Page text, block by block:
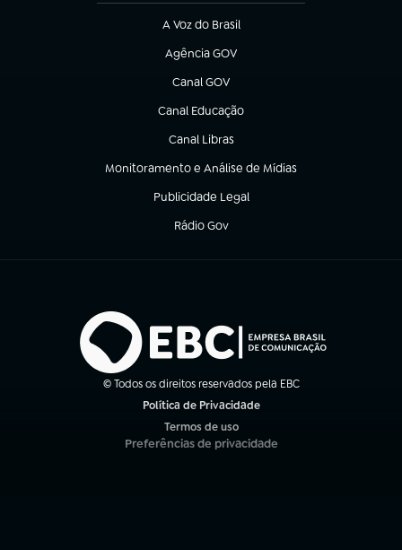
A Voz do Brasil
(abre em nova aba)
Agência GOV
(abre em nova aba)
Canal GOV
(abre em nova aba)
Canal Educação
(abre em nova aba)
Canal Libras
(abre em nova aba)
Monitoramento e Análise de Mídias
(abre em nova aba)
Publicidade Legal
(abre em nova aba)
Rádio Gov
(abre em nova aba)
© Todos os direitos reservados pela EBC
Política de Privacidade
Termos de uso
(abre em nova aba)
Preferências de privacidade